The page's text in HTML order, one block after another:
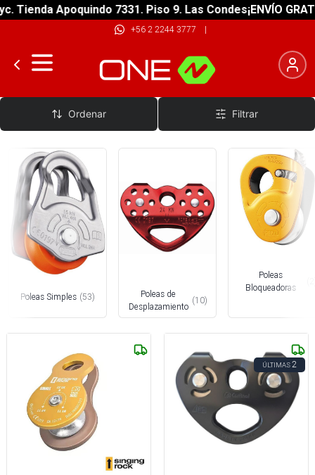
Apoquindo 7331. Piso 9. Las Condes ¡ENVÍO GRATIS!
+56 2 2244 3777 |
Poleas y Multiplicadores
Ordenar Filtrar
Poleas Simples (53)
Poleas de
Desplazamiento
(10)
Poleas
Bloqueadoras
ÚLTIMAS2